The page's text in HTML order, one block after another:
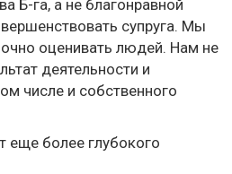
Б-га, а не благонравной
супруга. Мы
оценивать людей. Нам не
деятельности и
числе и собственного
еще более глубокого